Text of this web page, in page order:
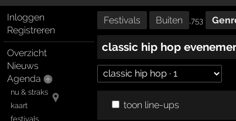
Inloggen
Registreren
Overzicht
Nieuws
Agenda
nu & straks
kaart
festivals
Festivals Buiten ,753
classic hip hop
toon line-ups